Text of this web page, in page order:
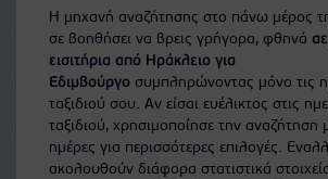
Η μηχανή αναζήτησης στο πάνω μέρος
σε βοηθήσει να βρεις γρήγορα, φθηνά
εισιτήρια από Ηράκλειο για
Εδιμβούργο συμπληρώνοντας μόνο τις
ταξιδιού σου. Αν είσαι ευέλικτος στις
ταξιδιού, χρησιμοποίησε την αναζήτηση
ημέρες για περισσότερες επιλογές.
ακολουθούν διάφορα στατιστικά